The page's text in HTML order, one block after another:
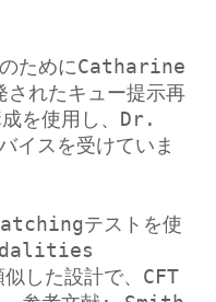
のためにCatharine
れたキュー提示再
を使用し、Dr.
スを受けていま
テストを使
した設計で、CFT